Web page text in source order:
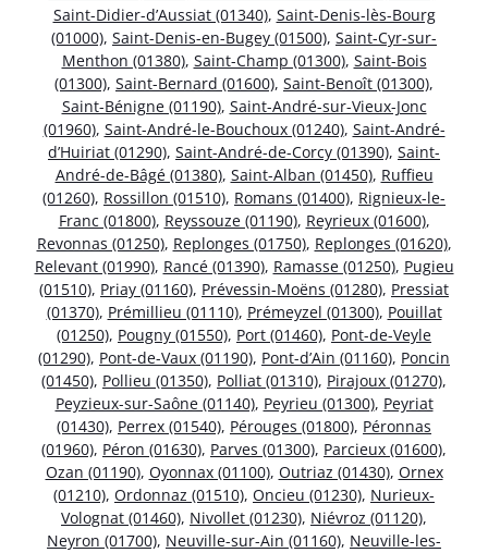
Saint-Didier-d’Aussiat (01340), Saint-Denis-lès-Bourg
(01000), Saint-Denis-en-Bugey (01500), Saint-Cyr-sur-
Menthon (01380), Saint-Champ (01300), Saint-Bois
(01300), Saint-Bernard (01600), Saint-Benoît (01300),
Saint-Bénigne (01190), Saint-André-sur-Vieux-Jonc
(01960), Saint-André-le-Bouchoux (01240), Saint-André-
d’Huiriat (01290), Saint-André-de-Corcy (01390), Saint-
André-de-Bâgé (01380), Saint-Alban (01450), Ruffieu
(01260), Rossillon (01510), Romans (01400), Rignieux-le-
Franc (01800), Reyssouze (01190), Reyrieux (01600),
Revonnas (01250), Replonges (01750), Replonges (01620),
Relevant (01990), Rancé (01390), Ramasse (01250), Pugieu
(01510), Priay (01160), Prévessin-Moëns (01280), Pressiat
(01370), Prémillieu (01110), Prémeyzel (01300), Pouillat
(01250), Pougny (01550), Port (01460), Pont-de-Veyle
(01290), Pont-de-Vaux (01190), Pont-d’Ain (01160), Poncin
(01450), Pollieu (01350), Polliat (01310), Pirajoux (01270),
Peyzieux-sur-Saône (01140), Peyrieu (01300), Peyriat
(01430), Perrex (01540), Pérouges (01800), Péronnas
(01960), Péron (01630), Parves (01300), Parcieux (01600),
Ozan (01190), Oyonnax (01100), Outriaz (01430), Ornex
(01210), Ordonnaz (01510), Oncieu (01230), Nurieux-
Volognat (01460), Nivollet (01230), Niévroz (01120),
Neyron (01700), Neuville-sur-Ain (01160), Neuville-les-